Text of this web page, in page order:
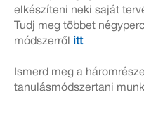
elkészíteni neki saját
Tudj meg többet
módszerről
itt
Ismerd meg a
tanulásmódszertani